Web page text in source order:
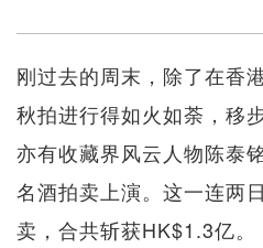
刚过去的周末，除了在香
秋拍进行得如火如荼，移
亦有收藏界风云人物陈泰
名酒拍卖上演。这一连两
卖，合共斩获HK$1.3亿。